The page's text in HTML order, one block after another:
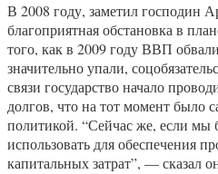
В 2008 году, заметил господин
благоприятная обстановка в
того, как в 2009 году ВВП
значительно упали,
связи государство начало
долгов, что на тот момент было
политикой. “Сейчас же, если мы
использовать для обеспечения
капитальных затрат”, — сказал